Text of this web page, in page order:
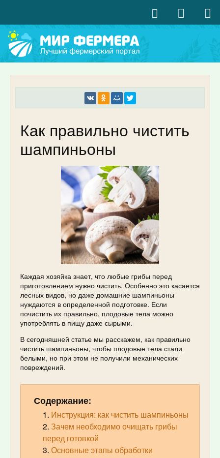
Как правильно чистить
шампиньоны
Каждая хозяйка знает, что любые грибы перед
приготовлением нужно чистить. Особенно это касается
лесных видов, но даже домашние шампиньоны
нуждаются в определенной подготовке. Если
почистить их правильно, плодовые тела можно
употреблять в пищу даже сырыми.
В сегодняшней статье мы расскажем, как правильно
чистить шампиньоны, чтобы плодовые тела стали
белыми, но при этом не получили механических
повреждений.
Содержание:
Инструкция: как чистить шампиньоны
Зачем необходимо очищать грибы
перед готовкой
Основные этапы обработки